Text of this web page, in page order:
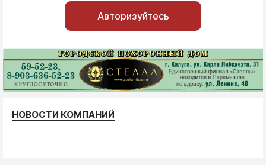
Авторизуйтесь
НОВОСТИ КОМПАНИЙ